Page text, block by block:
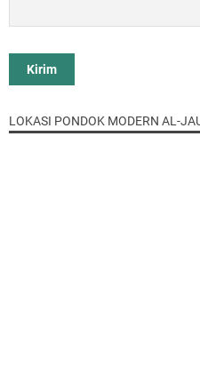
LOKASI PONDOK MODERN AL-